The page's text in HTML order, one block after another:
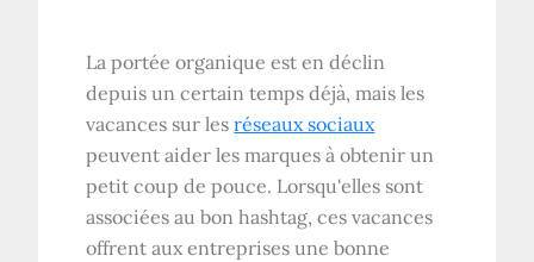
La portée organique est en déclin
depuis un certain temps déjà, mais les
vacances sur lesréseaux sociaux
peuvent aider les marques à obtenir un
petit coup de pouce. Lorsqu'elles sont
associées au bon hashtag, ces vacances
offrent aux entreprises une bonne